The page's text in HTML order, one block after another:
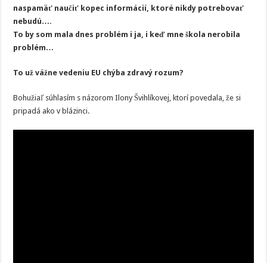
naspamäť naučiť kopec informácií, ktoré nikdy potrebovať
nebudú….
To by som mala dnes problém i ja, i keď mne škola nerobila
problém…
To už vážne vedeniu EU chýba zdravý rozum?
Bohužiaľ súhlasím s názorom Ilony Švihlíkovej, ktorí povedala, že si
pripadá ako v blázinci.